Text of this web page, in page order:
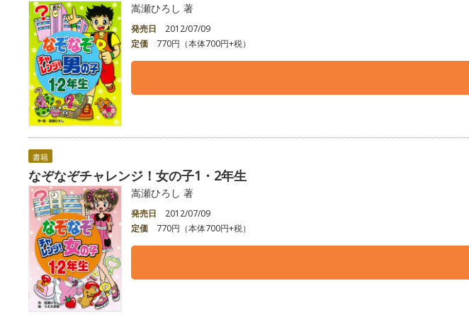
嵩瀬ひろし 著
発売日
2012/07/09
定価
770円（本体700円+税）
書籍
なぞなぞチャレンジ！女の子1・2年生
嵩瀬ひろし 著
発売日
2012/07/09
定価
770円（本体700円+税）